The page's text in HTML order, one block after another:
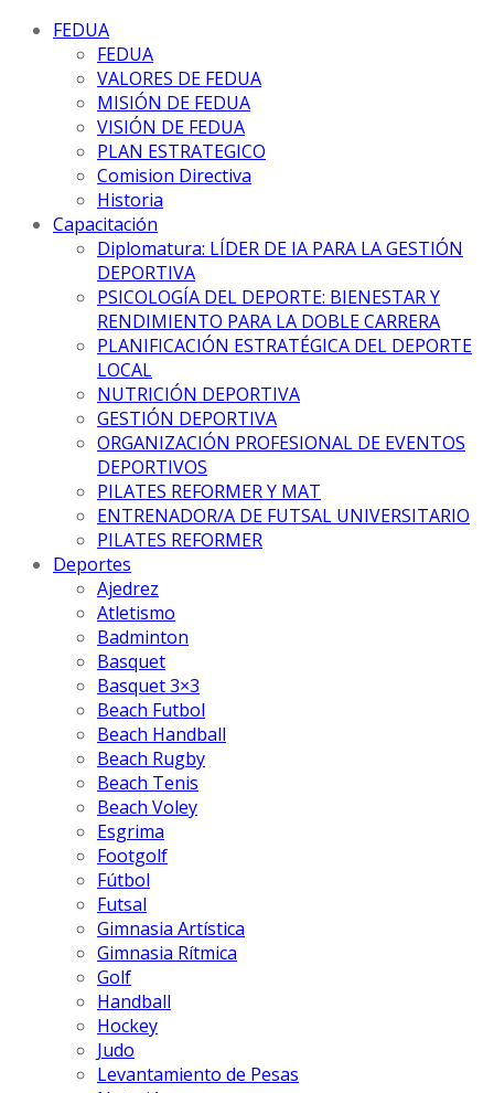
FEDUA
FEDUA
VALORES DE FEDUA
MISIÓN DE FEDUA
VISIÓN DE FEDUA
PLAN ESTRATEGICO
Comision Directiva
Historia
Capacitación
Diplomatura: LÍDER DE IA PARA LA GESTIÓN
DEPORTIVA
PSICOLOGÍA DEL DEPORTE: BIENESTAR Y
RENDIMIENTO PARA LA DOBLE CARRERA
PLANIFICACIÓN ESTRATÉGICA DEL DEPORTE
LOCAL
NUTRICIÓN DEPORTIVA
GESTIÓN DEPORTIVA
ORGANIZACIÓN PROFESIONAL DE EVENTOS
DEPORTIVOS
PILATES REFORMER Y MAT
ENTRENADOR/A DE FUTSAL UNIVERSITARIO
PILATES REFORMER
Deportes
Ajedrez
Atletismo
Badminton
Basquet
Basquet 3×3
Beach Futbol
Beach Handball
Beach Rugby
Beach Tenis
Beach Voley
Esgrima
Footgolf
Fútbol
Futsal
Gimnasia Artística
Gimnasia Rítmica
Golf
Handball
Hockey
Judo
Levantamiento de Pesas